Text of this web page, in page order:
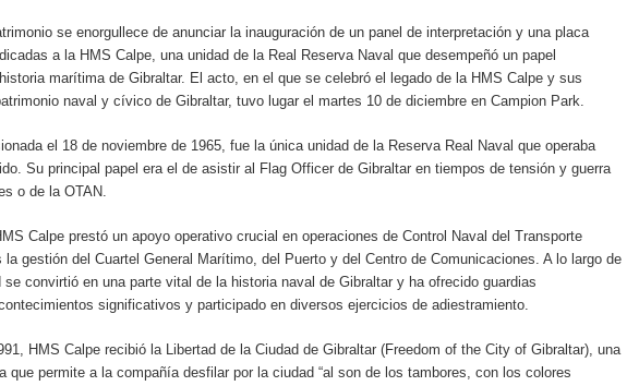
se enorgullece de anunciar la inauguración de un panel de interpretación y una placa
a la HMS Calpe, una unidad de la Real Reserva Naval que desempeñó un papel
marítima de Gibraltar. El acto, en el que se celebró el legado de la HMS Calpe y sus
naval y cívico de Gibraltar, tuvo lugar el martes 10 de diciembre en Campion Park.
el 18 de noviembre de 1965, fue la única unidad de la Reserva Real Naval que operaba
Su principal papel era el de asistir al Flag Officer de Gibraltar en tiempos de tensión y guerra
o de la OTAN.
Calpe prestó un apoyo operativo crucial en operaciones de Control Naval del Transporte
la gestión del Cuartel General Marítimo, del Puerto y del Centro de Comunicaciones. A lo largo de
se convirtió en una parte vital de la historia naval de Gibraltar y ha ofrecido guardias
significativos y participado en diversos ejercicios de adiestramiento.
HMS Calpe recibió la Libertad de la Ciudad de Gibraltar (Freedom of the City of Gibraltar), una
que permite a la compañía desfilar por la ciudad “al son de los tambores, con los colores